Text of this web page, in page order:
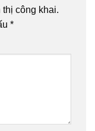
công khai.
*